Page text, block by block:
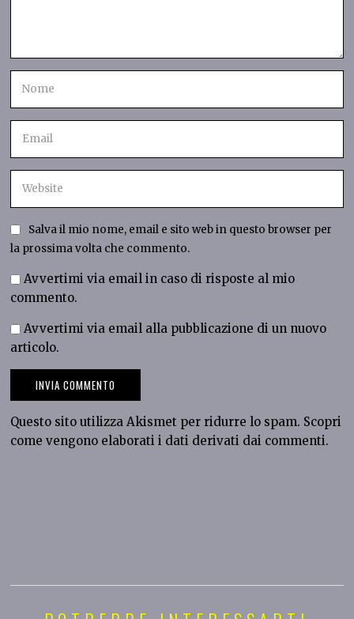
Salva il mio nome, email e sito web in questo browser per
la prossima volta che commento.
Avvertimi via email in caso di risposte al mio
commento.
Avvertimi via email alla pubblicazione di un nuovo
articolo.
Questo sito utilizza Akismet per ridurre lo spam. Scopri
come vengono elaborati i dati derivati dai commenti.